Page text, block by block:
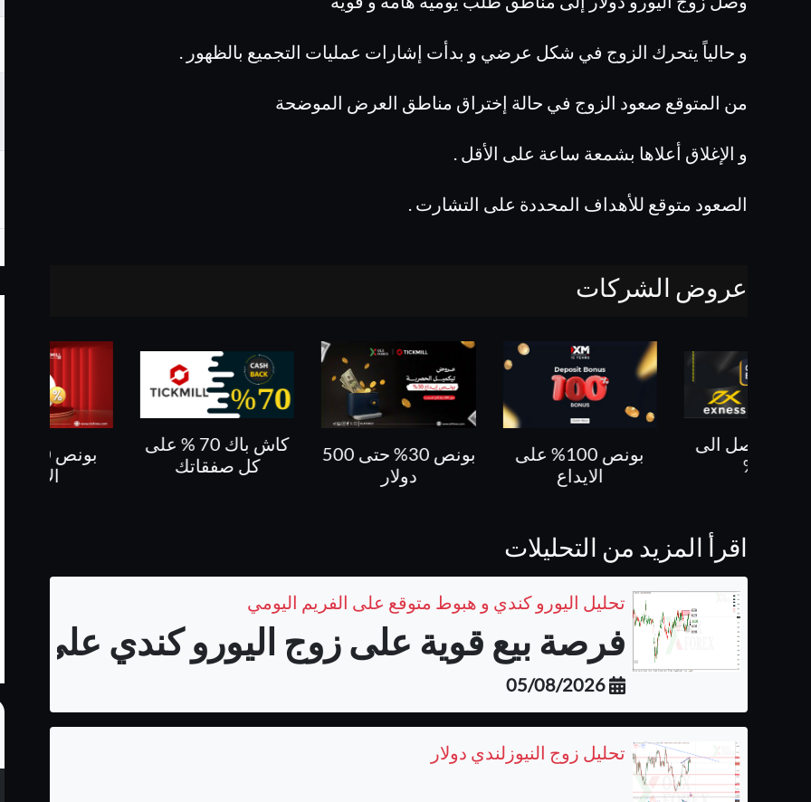
و حالياً يتحرك الزوج في شكل عرضي و بدأت إشارات عمليات التجميع بالظهور .
من المتوقع صعود الزوج في حالة إختراق مناطق العرض الموضحة
و الإغلاق أعلاها بشمعة ساعة على الأقل .
الصعود متوقع للأهداف المحددة على التشارت .
عروض الشركات
الايداع
بونص 30% حتى 500
دولار
كاش باك 70 % على
الايداع
كاش باك حتى 60%
اقرأ المزيد من التحليلات
تحليل اليورو كندي و هبوط متوقع على الفريم اليومي
فرصة بيع قوية على زوج اليورو كندي على